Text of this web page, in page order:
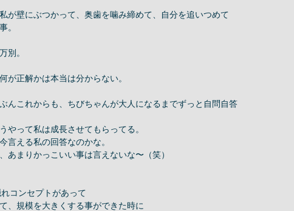
が壁にぶつかって、奥歯を噛み締めて、自分を追いつめて
。
別。
が正解かは本当は分からない。
んこれからも、ちびちゃんが大人になるまでずっと自問自答
やって私は成長させてもらってる。
言える私の回答なのかな。
あまりかっこいい事は言えないな〜（笑）
コンセプトがあって
、規模を大きくする事ができた時に